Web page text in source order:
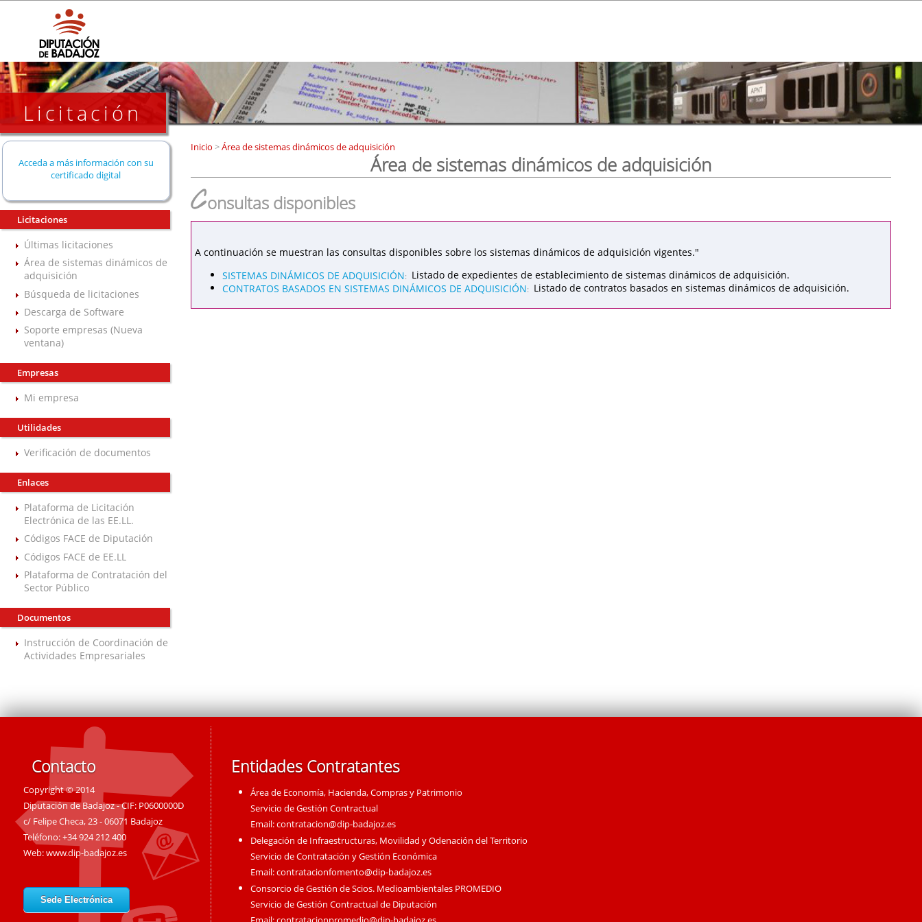
Licitación
Acceda a más información con su
certificado digital
Licitaciones
Últimas licitaciones
Área de sistemas dinámicos de
adquisición
Búsqueda de licitaciones
Descarga de Software
Soporte empresas (Nueva
ventana)
Empresas
Mi empresa
Utilidades
Verificación de documentos
Enlaces
Plataforma de Licitación
Electrónica de las EE.LL.
Códigos FACE de Diputación
Códigos FACE de EE.LL
Plataforma de Contratación del
Sector Público
Documentos
Instrucción de Coordinación de
Actividades Empresariales
Inicio >Área de sistemas dinámicos de adquisición
Área de sistemas dinámicos de adquisición
Consultas disponibles
A continuación se muestran las consultas disponibles sobre los sistemas dinámicos de adquisición vigentes."
SISTEMAS DINÁMICOS DE ADQUISICIÓN: Listado de expedientes de establecimiento de sistemas dinámicos de adquisición.
CONTRATOS BASADOS EN SISTEMAS DINÁMICOS DE ADQUISICIÓN: Listado de contratos basados en sistemas dinámicos de adquisición.
Contacto
Copyright © 2014
Diputación de Badajoz - CIF: P0600000D
c/ Felipe Checa, 23 - 06071 Badajoz
Teléfono: +34 924 212 400
Web:www.dip-badajoz.es
Sede Electrónica
Entidades Contratantes
Área de Economía, Hacienda, Compras y Patrimonio
Servicio de Gestión Contractual
Email:contratacion@dip-badajoz.es
Delegación de Infraestructuras, Movilidad y Odenación del Territorio
Servicio de Contratación y Gestión Económica
Email:contratacionfomento@dip-badajoz.es
Consorcio de Gestión de Scios. Medioambientales PROMEDIO
Servicio de Gestión Contractual de Diputación